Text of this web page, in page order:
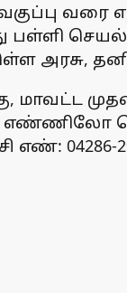
வரை
பள்ளி
அரசு,
மாவட்ட
எண்ணிலோ
04286-